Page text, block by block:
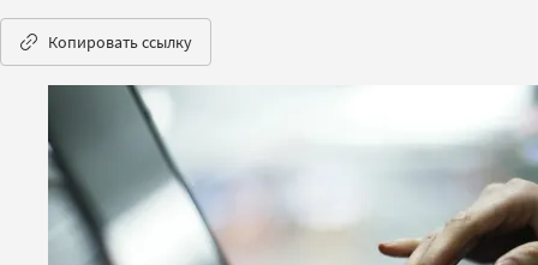
Копировать ссылку